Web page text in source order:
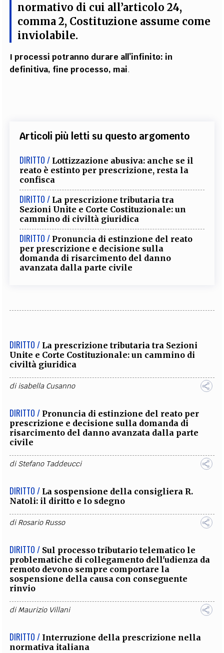
normativo di cui all’articolo 24,
comma 2, Costituzione assume come
inviolabile.
I processi potranno durare all’infinito: in
definitiva, fine processo, mai.
Articoli più letti su questo argomento
DIRITTO / Lottizzazione abusiva: anche se il
reato è estinto per prescrizione, resta la
confisca
DIRITTO / La prescrizione tributaria tra
Sezioni Unite e Corte Costituzionale: un
cammino di civiltà giuridica
DIRITTO / Pronuncia di estinzione del reato
per prescrizione e decisione sulla
domanda di risarcimento del danno
avanzata dalla parte civile
DIRITTO / La prescrizione tributaria tra Sezioni
Unite e Corte Costituzionale: un cammino di
civiltà giuridica
diisabella Cusanno
DIRITTO / Pronuncia di estinzione del reato per
prescrizione e decisione sulla domanda di
risarcimento del danno avanzata dalla parte
civile
diStefano Taddeucci
DIRITTO / La sospensione della consigliera R.
Natoli: il diritto e lo sdegno
diRosario Russo
DIRITTO / Sul processo tributario telematico le
problematiche di collegamento dell'udienza da
remoto devono sempre comportare la
sospensione della causa con conseguente
rinvio
diMaurizio Villani
DIRITTO / Interruzione della prescrizione nella
normativa italiana